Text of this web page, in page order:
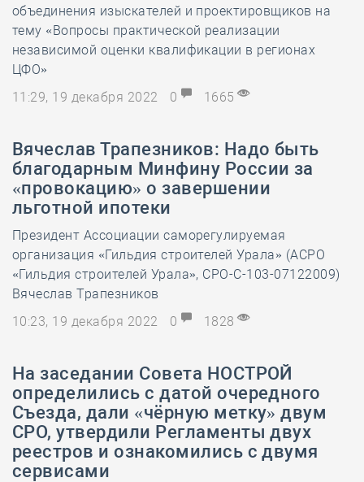
объединения изыскателей и проектировщиков на
тему «Вопросы практической реализации
независимой оценки квалификации в регионах
ЦФО»
11:29, 19 декабря 2022
0 1665
Вячеслав Трапезников: Надо быть
благодарным Минфину России за
«провокацию» о завершении
льготной ипотеки
Президент Ассоциации саморегулируемая
организация «Гильдия строителей Урала» (АСРО
«Гильдия строителей Урала», СРО-С-103-07122009)
Вячеслав Трапезников
10:23, 19 декабря 2022
0 1828
На заседании Совета НОСТРОЙ
определились с датой очередного
Съезда, дали «чёрную метку» двум
СРО, утвердили Регламенты двух
реестров и ознакомились с двумя
сервисами